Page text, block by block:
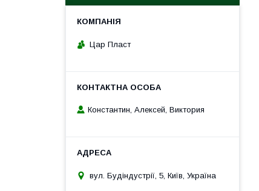
Цар Пласт
Константин, Алексей, Виктория
вул. Будіндустрії, 5, Київ, Україна